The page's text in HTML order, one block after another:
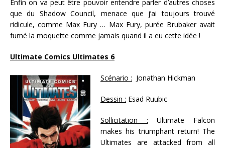
Enfin on va peut être pouvoir entendre parler d’autres choses
que du Shadow Council, menace que j’ai toujours trouvé
ridicule, comme Max Fury … Max Fury, purée Brubaker avait
fumé la moquette comme jamais quand il a eu cette idée !
Ultimate Comics Ultimates 6
Scénario : Jonathan Hickman
Dessin : Esad Ruubic
Sollicitation : Ultimate Falcon
makes his triumphant return! The
Ultimates are attacked from all